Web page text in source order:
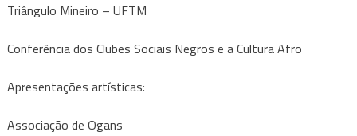
Triângulo Mineiro – UFTM
Conferência dos Clubes Sociais Negros e a Cultura Afro
Apresentações artísticas:
Associação de Ogans